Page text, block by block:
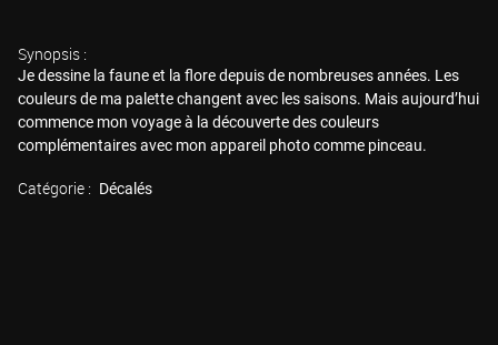
Synopsis :
Je dessine la faune et la flore depuis de nombreuses années. Les
couleurs de ma palette changent avec les saisons. Mais aujourd’hui
commence mon voyage à la découverte des couleurs
complémentaires avec mon appareil photo comme pinceau.
Catégorie : Décalés